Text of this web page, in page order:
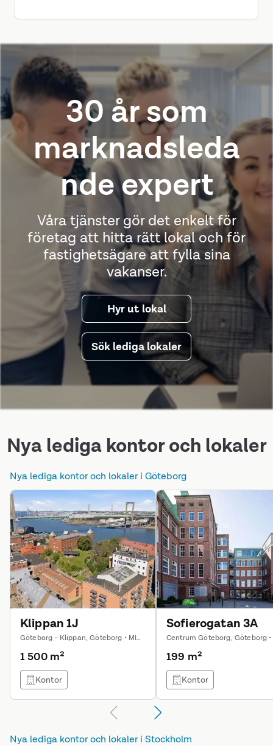
och med full support.
30 år som
marknadsleda
nde expert
Våra tjänster gör det enkelt för
företag att hitta rätt lokal och för
fastighetsägare att fylla sina
vakanser.
Hyr ut lokal
Sök lediga lokaler
Nya lediga kontor och lokaler
Nya lediga kontor och lokaler i Göteborg
Klippan 1J
Göteborg - Klippan, Göteborg • MIKE Kommersiella Lokaler AB
1 500 m²
Kontor
Sofierogatan 3A
199 m²
Kontor
Nya lediga kontor och lokaler i Stockholm